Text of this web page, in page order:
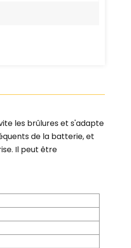
les brûlures et s'adapte
de la batterie, et
Il peut être